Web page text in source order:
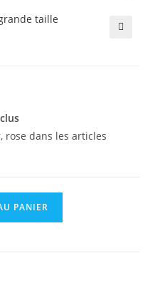
rose dans les articles
PANIER